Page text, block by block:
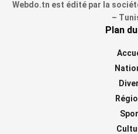
Webdo.tn est édité par la
–
Plan